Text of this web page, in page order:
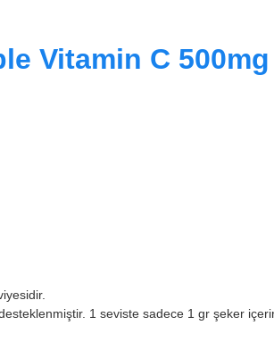
Vitamin C
1 seviste sadece 1 gr şeker